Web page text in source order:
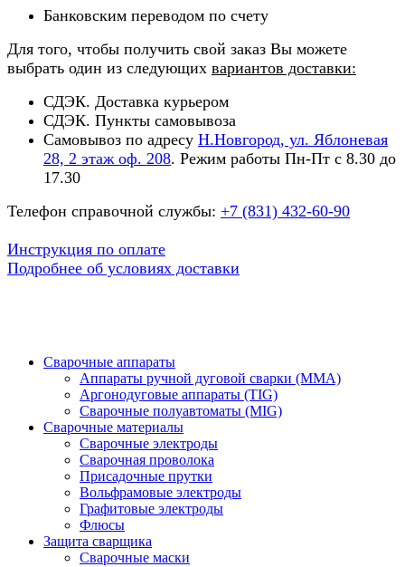
Банковским переводом по счету
Для того, чтобы получить свой заказ Вы можете
выбрать один из следующих вариантов доставки:
СДЭК. Доставка курьером
СДЭК. Пункты самовывоза
Самовывоз по адресу Н.Новгород, ул. Яблоневая
28, 2 этаж оф. 208. Режим работы Пн-Пт с 8.30 до
17.30
Телефон справочной службы: +7 (831) 432-60-90
Инструкция по оплате
Подробнее об условиях доставки
Сварочные аппараты
Аппараты ручной дуговой сварки (MMA)
Аргонодуговые аппараты (TIG)
Сварочные полуавтоматы (MIG)
Сварочные материалы
Сварочные электроды
Сварочная проволока
Присадочные прутки
Вольфрамовые электроды
Графитовые электроды
Флюсы
Защита сварщика
Сварочные маски